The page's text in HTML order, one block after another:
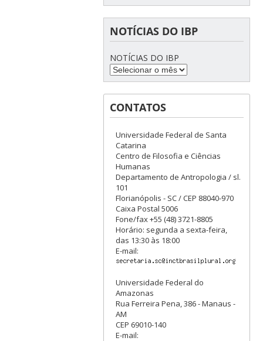
NOTÍCIAS DO IBP
NOTÍCIAS DO IBP
CONTATOS
Universidade Federal de Santa
Catarina
Centro de Filosofia e Ciências
Humanas
Departamento de Antropologia / sl.
101
Florianópolis - SC / CEP 88040-970
Caixa Postal 5006
Fone/fax +55 (48) 3721-8805
Horário: segunda a sexta-feira,
das 13:30 às 18:00
E-mail:
Universidade Federal do
Amazonas
Rua Ferreira Pena, 386 - Manaus -
AM
CEP 69010-140
E-mail: